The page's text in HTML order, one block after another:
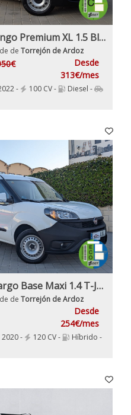
Citroen Berlingo Premium XL 1.5 BlueHDi 100Cv Etiqueta C IVA Garantía Incl Nacional
deTorrejón de Ardoz
Desde
313€/mes
- 100 CV -
Diesel -
Fiat Doblo Cargo Base Maxi 1.4 T-JET Natu Power CNG 4P
deTorrejón de Ardoz
Desde
254€/mes
2020 - 120 CV -
Híbrido -